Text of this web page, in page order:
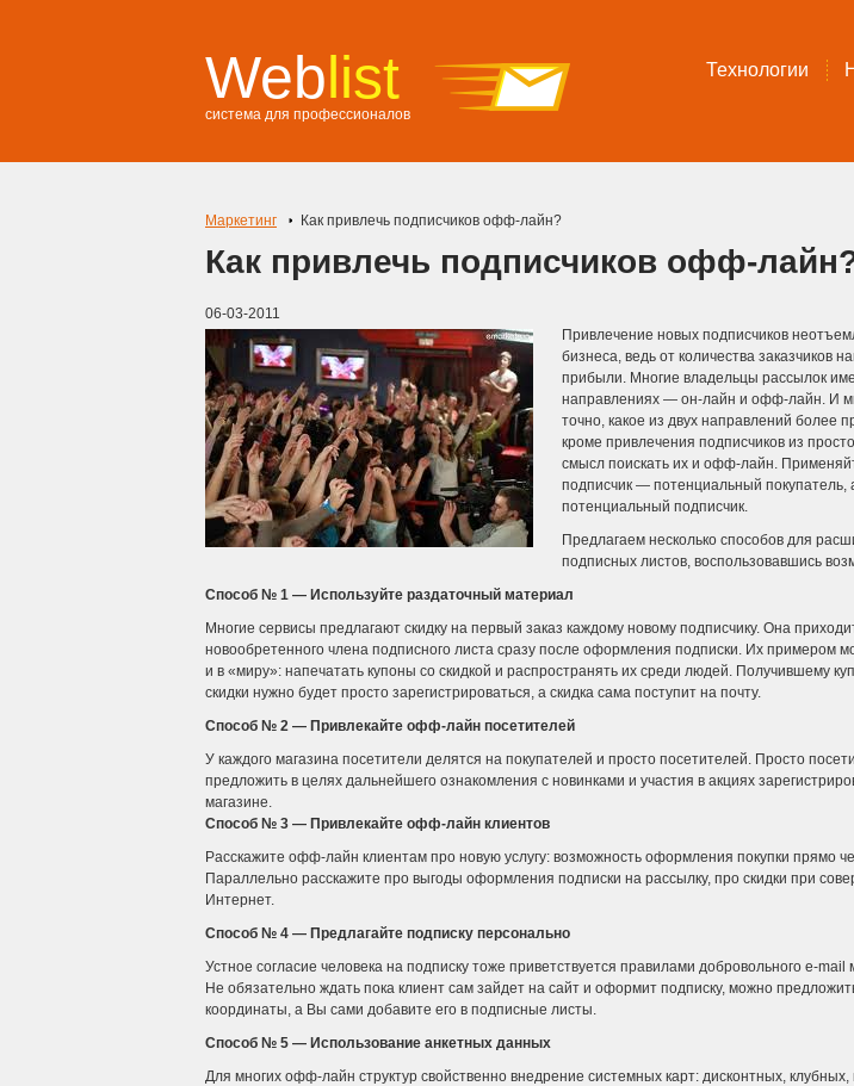
Weblist
система для профессионалов
Технологии
Маркетинг Как привлечь подписчиков офф-лайн?
Как привлечь подписчиков офф-
06-03-2011
Привлечение новых подписчиков
бизнеса, ведь от количества заказчиков
прибыли. Многие владельцы рассылок
направлениях — он-лайн и офф-лайн. И
точно, какое из двух направлений более
кроме привлечения подписчиков из
смысл поискать их и офф-лайн.
подписчик — потенциальный
потенциальный подписчик.
Предлагаем несколько способов для
подписных листов, воспользовавшись
Способ № 1 — Используйте раздаточный материал
Многие сервисы предлагают скидку на первый заказ каждому новому подписчику. Она
новообретенного члена подписного листа сразу после оформления подписки. Их примером
и в «миру»: напечатать купоны со скидкой и распространять их среди людей. Получившему
скидки нужно будет просто зарегистрироваться, а скидка сама поступит на почту.
Способ № 2 — Привлекайте офф-лайн посетителей
У каждого магазина посетители делятся на покупателей и просто посетителей. Просто
предложить в целях дальнейшего ознакомления с новинками и участия в акциях
магазине.
Способ № 3 — Привлекайте офф-лайн клиентов
Расскажите офф-лайн клиентам про новую услугу: возможность оформления покупки прямо
Параллельно расскажите про выгоды оформления подписки на рассылку, про скидки при
Интернет.
Способ № 4 — Предлагайте подписку персонально
Устное согласие человека на подписку тоже приветствуется правилами добровольного e-mail
Не обязательно ждать пока клиент сам зайдет на сайт и оформит подписку, можно
координаты, а Вы сами добавите его в подписные листы.
Способ № 5 — Использование анкетных данных
Для многих офф-лайн структур свойственно внедрение системных карт: дисконтных, клубных,